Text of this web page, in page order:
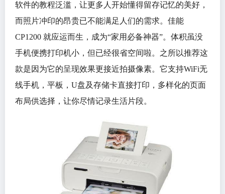
软件的教程泛滥，让更多人开始懂得留存记忆的美好，
而照片冲印的昂贵已不能满足人们的需求。佳能
CP1200 就应运而生，成为“家用必备神器”。体积虽没
手机便携打印机小，但已经很省空间啦。之所以推荐这
款是因为它的呈现效果更接近拍摄像素。它支持WiFi无
线手机，平板，U盘及存储卡直接打印，多样化的页面
布局供选择，让你尽情记录生活片段。